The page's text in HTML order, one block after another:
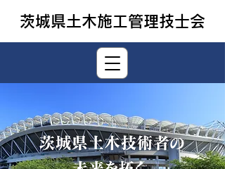
茨城県土木施工管理技士会